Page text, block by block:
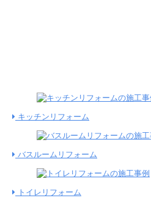
キッチンリフォーム
バスルームリフォーム
トイレリフォーム